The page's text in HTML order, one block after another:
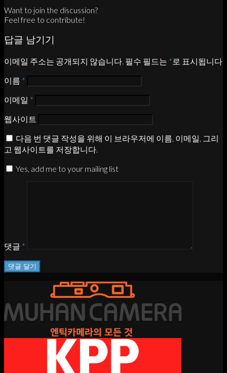
Want to join the discussion?
Feel free to contribute!
답글 남기기
이메일 주소는 공개되지 않습니다. 필수 필드는 * 로 표시됩니다
이름 *
이메일 *
웹사이트
다음 번 댓글 작성을 위해 이 브라우저에 이름, 이메일, 그리
고 웹사이트를 저장합니다.
Yes, add me to your mailing list
댓글 *